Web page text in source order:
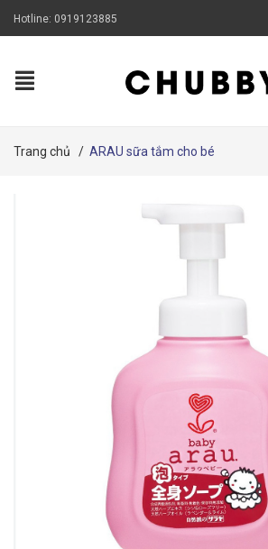
Hotline: 0919123885
Trang chủ / ARAU sữa tắm cho bé